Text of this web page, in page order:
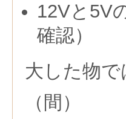
12Vと5V
確認）
大した物
（間）